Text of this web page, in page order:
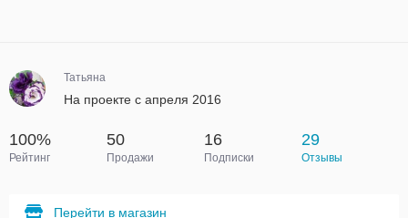
Татьяна
На проекте с апреля 2016
100%
Рейтинг
50
Продажи
16
Подписки
29
Отзывы
Перейти в магазин